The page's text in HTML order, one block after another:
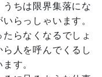
ちは限界集落にな
らっしゃいます。
らなくなるでしょ
人を呼んでくるし
す。